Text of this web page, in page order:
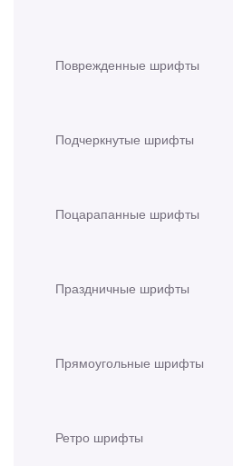
Поврежденные шрифты
Подчеркнутые шрифты
Поцарапанные шрифты
Праздничные шрифты
Прямоугольные шрифты
Ретро шрифты